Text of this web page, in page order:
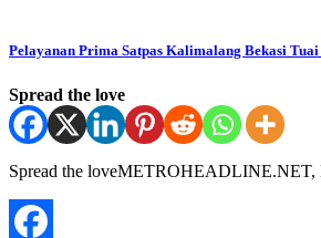
Pelayanan Prima Satpas Kalimalang Bekasi
Spread the love
Spread the loveMETROHEADLINE.NET,